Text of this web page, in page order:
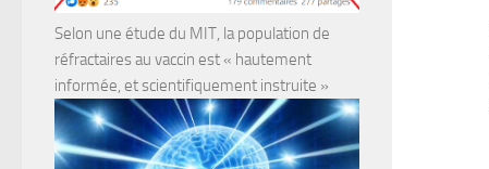
Selon une étude du MIT, la population de
réfractaires au vaccin est « hautement
informée, et scientifiquement instruite »